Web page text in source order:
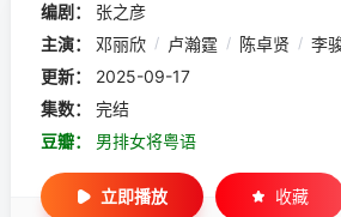
更从排球联赛的丙组，晋身成联赛甲
本剧创作灵感为香港男子排球队“力臻”
编剧：
张之彦
主演：
邓丽欣 / 卢瀚霆 / 陈卓贤 / 李
更新：
2025-09-17
集数：
完结
豆瓣：
男排女将粤语
立即播放 收藏